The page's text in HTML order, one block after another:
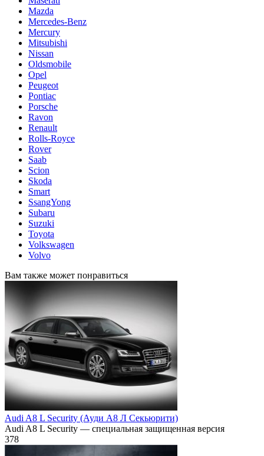
Mazda
Mercedes-Benz
Mercury
Mitsubishi
Nissan
Oldsmobile
Opel
Peugeot
Pontiac
Porsche
Ravon
Renault
Rolls-Royce
Rover
Saab
Scion
Skoda
Smart
SsangYong
Subaru
Suzuki
Toyota
Volkswagen
Volvo
Вам также может понравиться
Audi A8 L Security (Ауди А8 Л Секьюрити)
Audi A8 L Security — специальная защищенная версия
378